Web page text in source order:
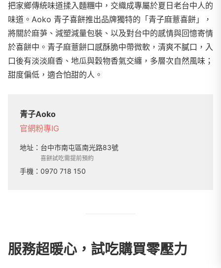
把家鄉傳統味道揉入麵糰中，交織成專屬於夏日老台中人的
味道。Aoko 青子喜餅推出品牌獨特的「青子麻薏喜餅」，
將關於麻芛、減塑減量包裝、以及對台中的感情與回憶寄情
於喜餅中。青子麻薏餅口感酥脆中帶微軟，清爽不膩口，入
口後有淡淡麻香、地瓜與穀物香氣交纏，多層次自然風味；
甜度偏低，適合怕甜的人。
青子Aoko
官網粉專IG
地址： 台中市南屯區南光路83號
喜餅試吃需提前預約
手機： 0970 718 150
服務超暖心，試吃購買零壓力